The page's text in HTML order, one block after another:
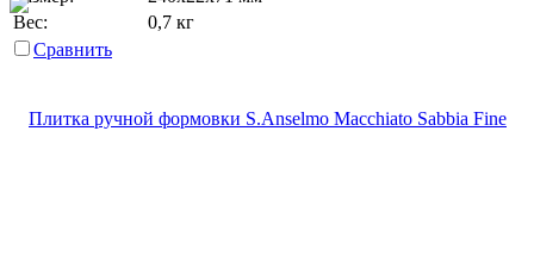
Вес:
0,7 кг
Сравнить